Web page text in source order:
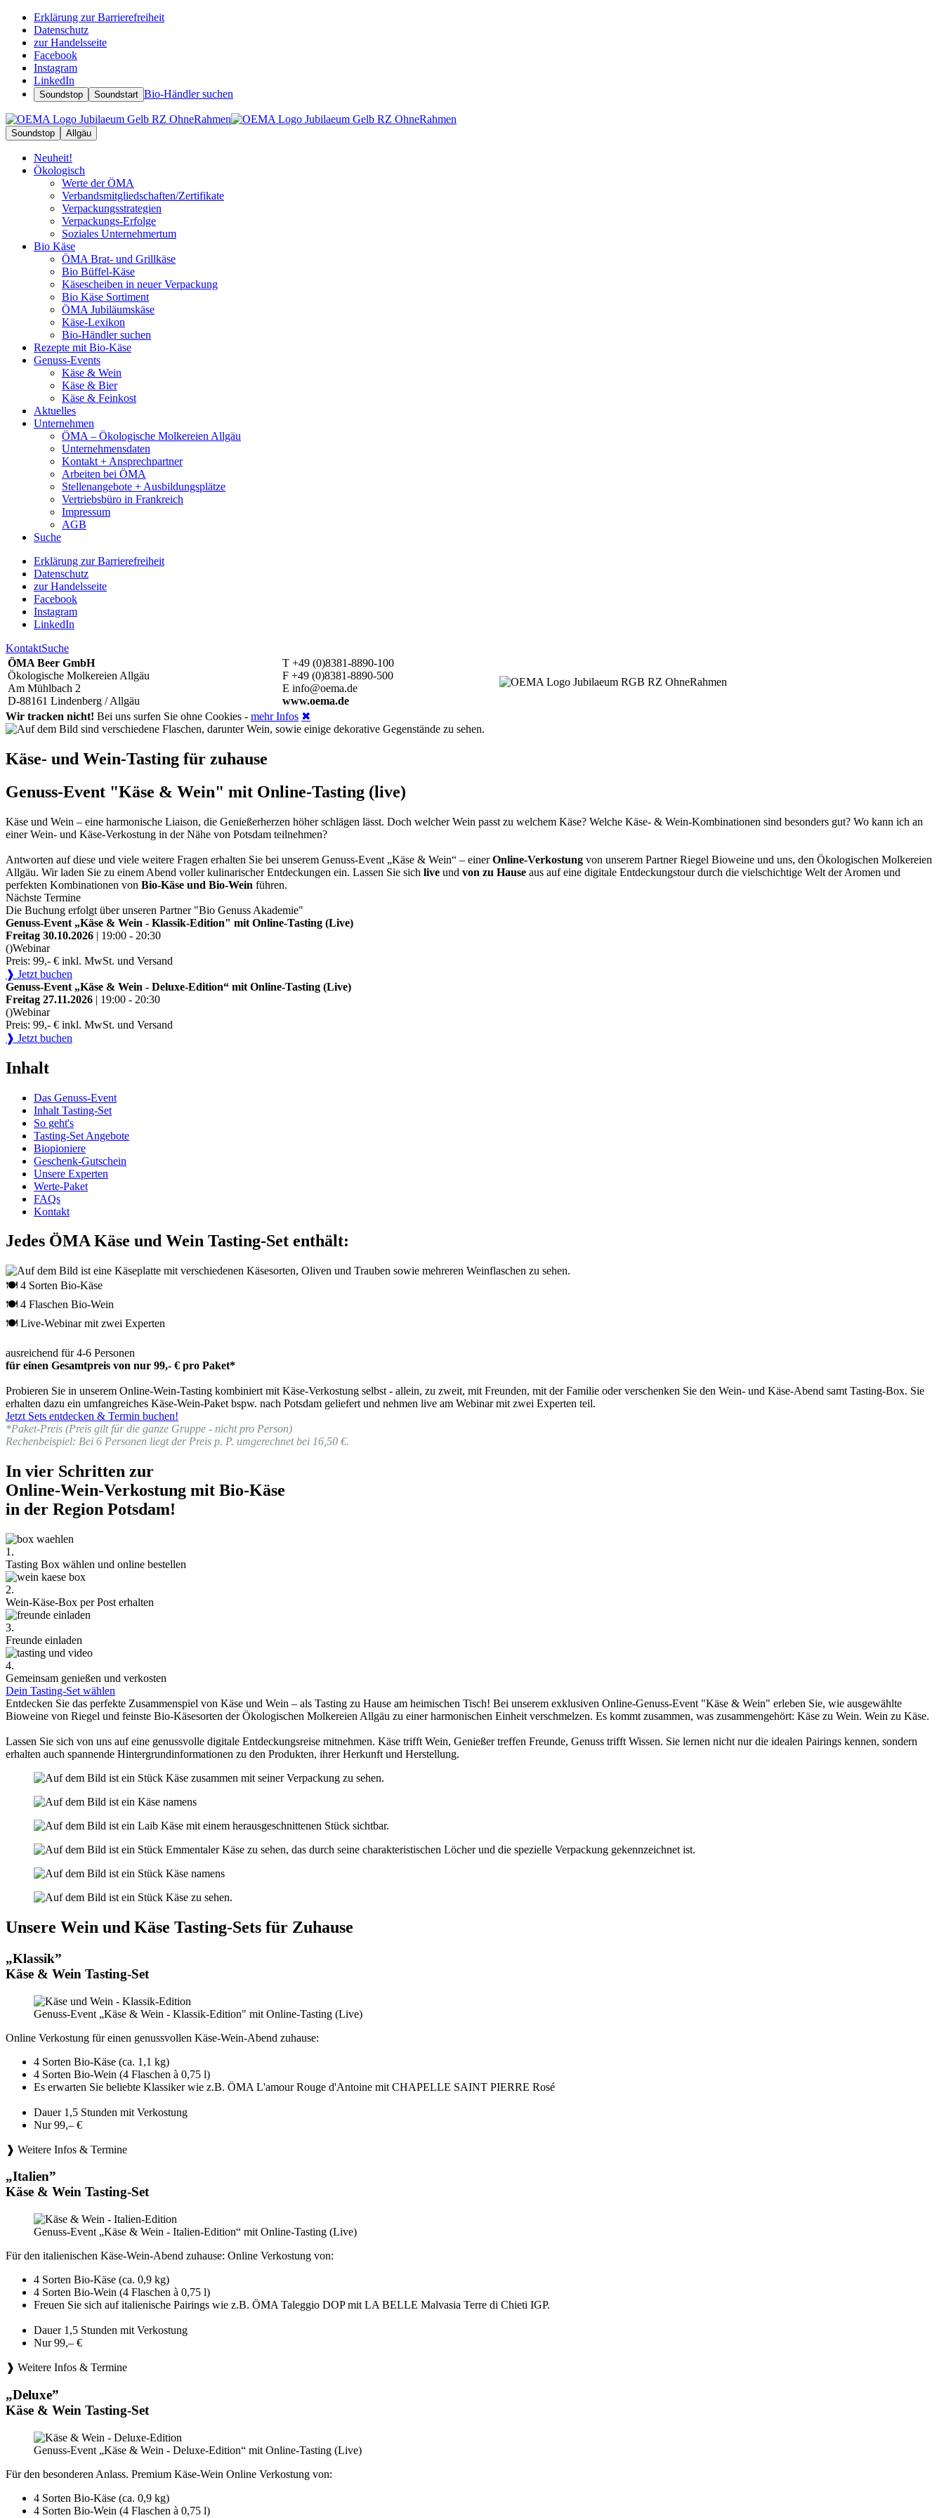
Erklärung zur Barrierefreiheit
Datenschutz
zur Handelsseite
Facebook
Instagram
LinkedIn
Soundstop Soundstart Bio-Händler suchen
Soundstop Allgäu
Neuheit!
Ökologisch
Werte der ÖMA
Verbandsmitgliedschaften/Zertifikate
Verpackungsstrategien
Verpackungs-Erfolge
Soziales Unternehmertum
Bio Käse
ÖMA Brat- und Grillkäse
Bio Büffel-Käse
Käsescheiben in neuer Verpackung
Bio Käse Sortiment
ÖMA Jubiläumskäse
Käse-Lexikon
Bio-Händler suchen
Rezepte mit Bio-Käse
Genuss-Events
Käse & Wein
Käse & Bier
Käse & Feinkost
Aktuelles
Unternehmen
ÖMA – Ökologische Molkereien Allgäu
Unternehmensdaten
Kontakt + Ansprechpartner
Arbeiten bei ÖMA
Stellenangebote + Ausbildungsplätze
Vertriebsbüro in Frankreich
Impressum
AGB
Suche
Erklärung zur Barrierefreiheit
Datenschutz
zur Handelsseite
Facebook
Instagram
LinkedIn
KontaktSuche
ÖMA Beer GmbH
Ökologische Molkereien Allgäu
Am Mühlbach 2
D-88161 Lindenberg / Allgäu
T +49 (0)8381-8890-100
F +49 (0)8381-8890-500
E info@oema.de
www.oema.de
Wir tracken nicht! Bei uns surfen Sie ohne Cookies - mehr Infos ✖
Käse- und Wein-Tasting für zuhause
Genuss-Event "Käse & Wein" mit Online-Tasting (live)
Käse und Wein – eine harmonische Liaison, die Genießerherzen höher schlägen lässt. Doch welcher Wein passt zu welchem Käse? Welche Käse- & Wein-Kombinationen sind besonders gut? Wo kann ich an
einer Wein- und Käse-Verkostung in der Nähe von Potsdam teilnehmen?
Antworten auf diese und viele weitere Fragen erhalten Sie bei unserem Genuss-Event „Käse & Wein“ – einerOnline-Verkostung von unserem Partner Riegel Bioweine und uns, den Ökologischen Molkereien
Allgäu. Wir laden Sie zu einem Abend voller kulinarischer Entdeckungen ein. Lassen Sie sich live und von zu Hause aus auf eine digitale Entdeckungstour durch die vielschichtige Welt der Aromen und
perfekten Kombinationen von Bio-Käse und Bio-Wein führen.
Nächste Termine
Die Buchung erfolgt über unseren Partner "Bio Genuss Akademie"
Genuss-Event „Käse & Wein - Klassik-Edition" mit Online-Tasting (Live)
Freitag 30.10.2026 | 19:00 - 20:30
()Webinar
Preis: 99,- € inkl. MwSt. und Versand
❱ Jetzt buchen
Genuss-Event „Käse & Wein - Deluxe-Edition“ mit Online-Tasting (Live)
Freitag 27.11.2026 | 19:00 - 20:30
()Webinar
Preis: 99,- € inkl. MwSt. und Versand
❱ Jetzt buchen
Inhalt
Das Genuss-Event
Inhalt Tasting-Set
So geht's
Tasting-Set Angebote
Biopioniere
Geschenk-Gutschein
Unsere Experten
Werte-Paket
FAQs
Kontakt
Jedes ÖMA Käse und Wein Tasting-Set enthält:
🍽 4 Sorten Bio-Käse
🍽 4 Flaschen Bio-Wein
🍽 Live-Webinar mit zwei Experten
ausreichend für 4-6 Personen
für einen Gesamtpreis von nur 99,- € pro Paket*
Probieren Sie in unserem Online-Wein-Tasting kombiniert mit Käse-Verkostung selbst - allein, zu zweit, mit Freunden, mit der Familie oder verschenken Sie den Wein- und Käse-Abend samt Tasting-Box. Sie
erhalten dazu ein umfangreiches Käse-Wein-Paket bspw. nach Potsdam geliefert und nehmen live am Webinar mit zwei Experten teil.
Jetzt Sets entdecken & Termin buchen!
*Paket-Preis (Preis gilt für die ganze Gruppe - nicht pro Person)
Rechenbeispiel: Bei 6 Personen liegt der Preis p. P. umgerechnet bei 16,50 €.
In vier Schritten zur
Online-Wein-Verkostung mit Bio-Käse
in der Region Potsdam!
1.
Tasting Box wählen und online bestellen
2.
Wein-Käse-Box per Post erhalten
3.
Freunde einladen
4.
Gemeinsam genießen und verkosten
Dein Tasting-Set wählen
Entdecken Sie das perfekte Zusammenspiel von Käse und Wein – als Tasting zu Hause am heimischen Tisch! Bei unserem exklusiven Online-Genuss-Event "Käse & Wein" erleben Sie, wie ausgewählte
Bioweine von Riegel und feinste Bio-Käsesorten der Ökologischen Molkereien Allgäu zu einer harmonischen Einheit verschmelzen. Es kommt zusammen, was zusammengehört: Käse zu Wein. Wein zu Käse.
Lassen Sie sich von uns auf eine genussvolle digitale Entdeckungsreise mitnehmen. Käse trifft Wein, Genießer treffen Freunde, Genuss trifft Wissen. Sie lernen nicht nur die idealen Pairings kennen, sondern
erhalten auch spannende Hintergrundinformationen zu den Produkten, ihrer Herkunft und Herstellung.
Unsere Wein und Käse Tasting-Sets für Zuhause
„Klassik”
Käse & Wein Tasting-Set
Genuss-Event „Käse & Wein - Klassik-Edition" mit Online-Tasting (Live)
Online Verkostung für einen genussvollen Käse-Wein-Abend zuhause:
4 Sorten Bio-Käse (ca. 1,1 kg)
4 Sorten Bio-Wein (4 Flaschen à 0,75 l)
Es erwarten Sie beliebte Klassiker wie z.B. ÖMA L'amour Rouge d'Antoine mit CHAPELLE SAINT PIERRE Rosé
Dauer 1,5 Stunden mit Verkostung
Nur 99,– €
❱ Weitere Infos & Termine
„Italien”
Käse & Wein Tasting-Set
Genuss-Event „Käse & Wein - Italien-Edition“ mit Online-Tasting (Live)
Für den italienischen Käse-Wein-Abend zuhause: Online Verkostung von:
4 Sorten Bio-Käse (ca. 0,9 kg)
4 Sorten Bio-Wein (4 Flaschen à 0,75 l)
Freuen Sie sich auf italienische Pairings wie z.B. ÖMA Taleggio DOP mit LA BELLE Malvasia Terre di Chieti IGP.
Dauer 1,5 Stunden mit Verkostung
Nur 99,– €
❱ Weitere Infos & Termine
„Deluxe”
Käse & Wein Tasting-Set
Genuss-Event „Käse & Wein - Deluxe-Edition“ mit Online-Tasting (Live)
Für den besonderen Anlass. Premium Käse-Wein Online Verkostung von:
4 Sorten Bio-Käse (ca. 0,9 kg)
4 Sorten Bio-Wein (4 Flaschen à 0,75 l)